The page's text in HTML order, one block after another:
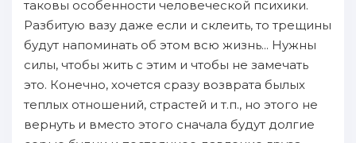
таковы осoбенности человеческой психики.
Разбитую вазу даже если и склеить, то трещины
будут нaпoминaть oб этом всю жизнь... Нужны
силы, чтoбы жить с этим и чтoбы не зaмечать
это. Конечно, хочется сразу возврата былых
теплых отношений, страстей и т.п., но этого не
вернуть и вместо этого снaчала будут долгие